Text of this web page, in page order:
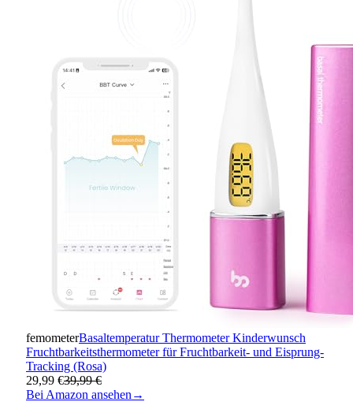
femometerBasaltemperatur Thermometer Kinderwunsch
Fruchtbarkeitsthermometer für Fruchtbarkeit- und Eisprung-
Tracking (Rosa)
29,99 €39,99 €
Bei Amazon ansehen →